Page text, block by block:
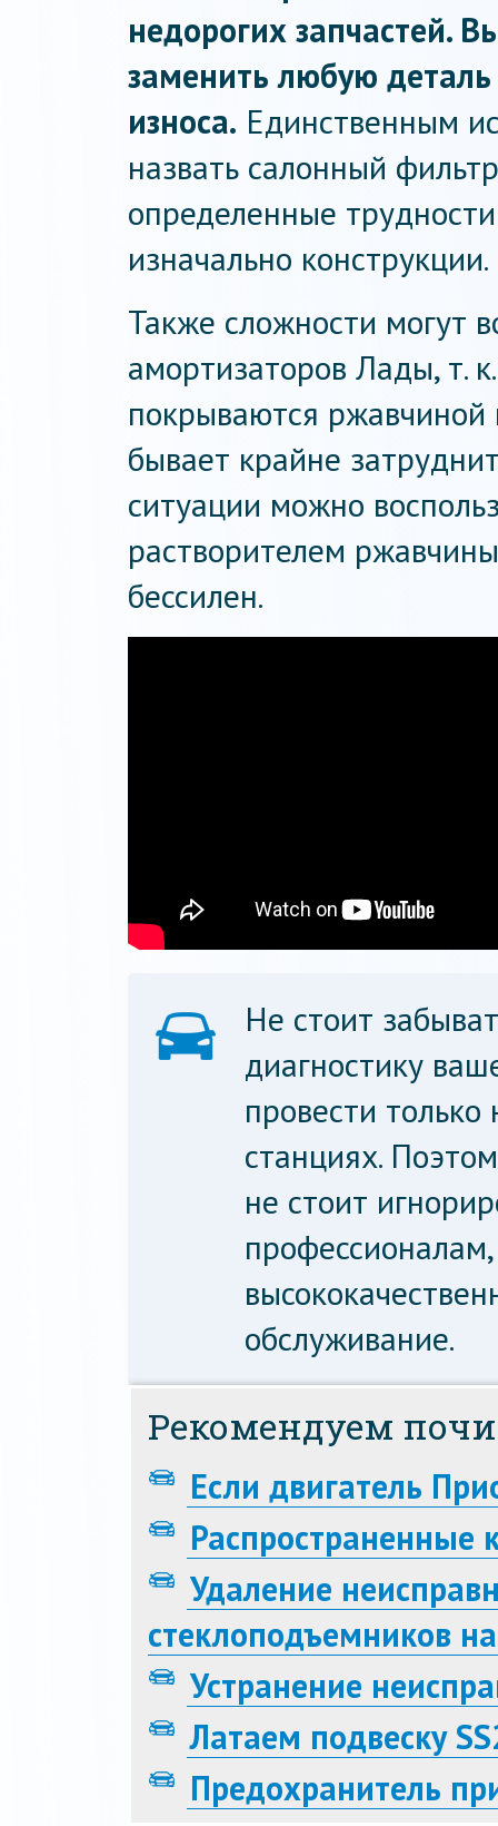
недорогих запчастей.
заменить любую
износа. Единственным
назвать салонный
определенные
изначально конструкции.
Также сложности могут
амортизаторов Лады, т.
покрываются ржавчиной
бывает крайне
ситуации можно
растворителем
бессилен.
Не стоит
диагностику
провести
станциях.
не стоит
обслуживание.
Рекомендуем
Если двигатель
Удаление
стеклоподъемников
Устранение
Латаем подвеску
Предохранитель